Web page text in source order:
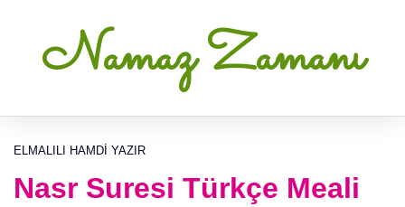
Namaz Zamanı
ELMALILI HAMDI YAZIR
Nasr Suresi Türkçe Meali